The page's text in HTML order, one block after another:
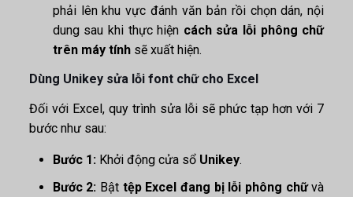
phải lên khu vực đánh văn bản rồi chọn dán, nội
dung sau khi thực hiện cách sửa lỗi phông chữ
trên máy tínhsẽ xuất hiện.
Dùng Unikey sửa lỗi font chữ cho Excel
Đối với Excel, quy trình sửa lỗi sẽ phức tạp hơn với 7
bước như sau:
Bước 1: Khởi động cửa sổ Unikey.
Bước 2: Bật tệp Excel đang bị lỗi phông chữvà